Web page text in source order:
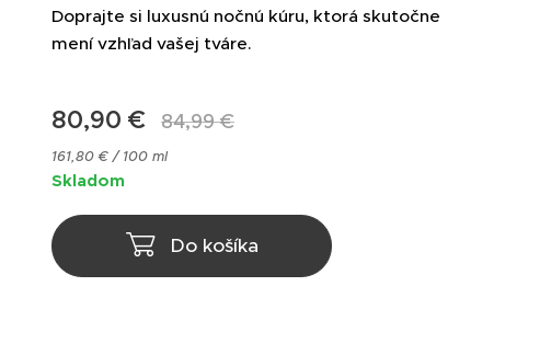
Doprajte si luxusnú nočnú kúru, ktorá skutočne
mení vzhľad vašej tváre.
80,90 € 84,99€
161,80 € / 100 ml
Skladom
Do košíka